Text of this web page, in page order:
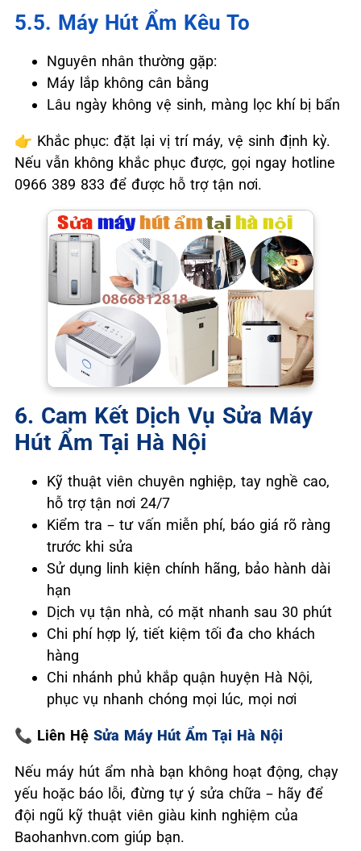
5.5. Máy Hút Ẩm Kêu To
Nguyên nhân thường gặp:
Máy lắp không cân bằng
Lâu ngày không vệ sinh, màng lọc khí bị bẩn
👉 Khắc phục: đặt lại vị trí máy, vệ sinh định kỳ.
Nếu vẫn không khắc phục được, gọi ngay hotline
0966 389 833 để được hỗ trợ tận nơi.
6. Cam Kết Dịch Vụ Sửa Máy
Hút Ẩm Tại Hà Nội
Kỹ thuật viên chuyên nghiệp, tay nghề cao,
hỗ trợ tận nơi 24/7
Kiểm tra – tư vấn miễn phí, báo giá rõ ràng
trước khi sửa
Sử dụng linh kiện chính hãng, bảo hành dài
hạn
Dịch vụ tận nhà, có mặt nhanh sau 30 phút
Chi phí hợp lý, tiết kiệm tối đa cho khách
hàng
Chi nhánh phủ khắp quận huyện Hà Nội,
phục vụ nhanh chóng mọi lúc, mọi nơi
📞 Liên Hệ Sửa Máy Hút Ẩm Tại Hà Nội
Nếu máy hút ẩm nhà bạn không hoạt động, chạy
yếu hoặc báo lỗi, đừng tự ý sửa chữa – hãy để
đội ngũ kỹ thuật viên giàu kinh nghiệm của
Baohanhvn.com giúp bạn.